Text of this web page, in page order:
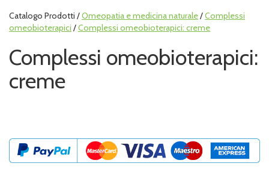
Catalogo Prodotti /Omeopatia e medicina naturale/Complessi
omeobioterapici /Complessi omeobioterapici: creme
Complessi omeobioterapici:
creme